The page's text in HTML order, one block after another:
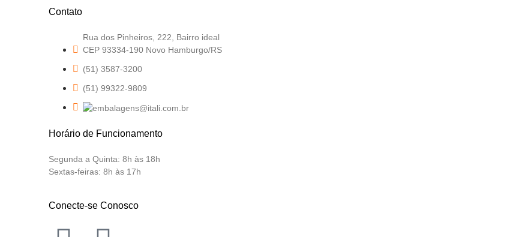
Contato
Rua dos Pinheiros, 222, Bairro ideal
CEP 93334-190 Novo Hamburgo/RS
(51) 3587-3200
(51) 99322-9809
Horário de Funcionamento
Segunda a Quinta: 8h às 18h
Sextas-feiras: 8h às 17h
Conecte-se Conosco